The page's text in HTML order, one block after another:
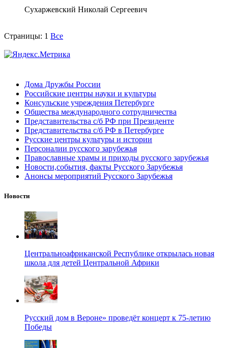
Сухаржевский Николай Сергеевич
Страницы: 1 Все
Дома Дружбы России
Российские центры науки и культуры
Консульские учреждения Петербурге
Общества международного сотрудничества
Представительства с/б РФ при Президенте
Представительства с/б РФ в Петербурге
Русские центры культуры и истории
Персоналии русского зарубежья
Православные храмы и приходы русского зарубежья
Новости,события, факты Русского Зарубежья
Анонсы мероприятий Русского Зарубежья
Новости
Центральноафриканской Республике открылась новая
школа для детей Центральной Африки
Русский дом в Вероне» проведёт концерт к 75-летию
Победы